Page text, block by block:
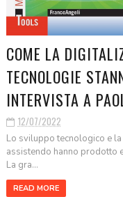
COME LA
TECNOLOGIE
INTERVISTA A
12/07/2022
Lo sviluppo tecnologico e
assistendo hanno prodotto
La gra...
READ MORE